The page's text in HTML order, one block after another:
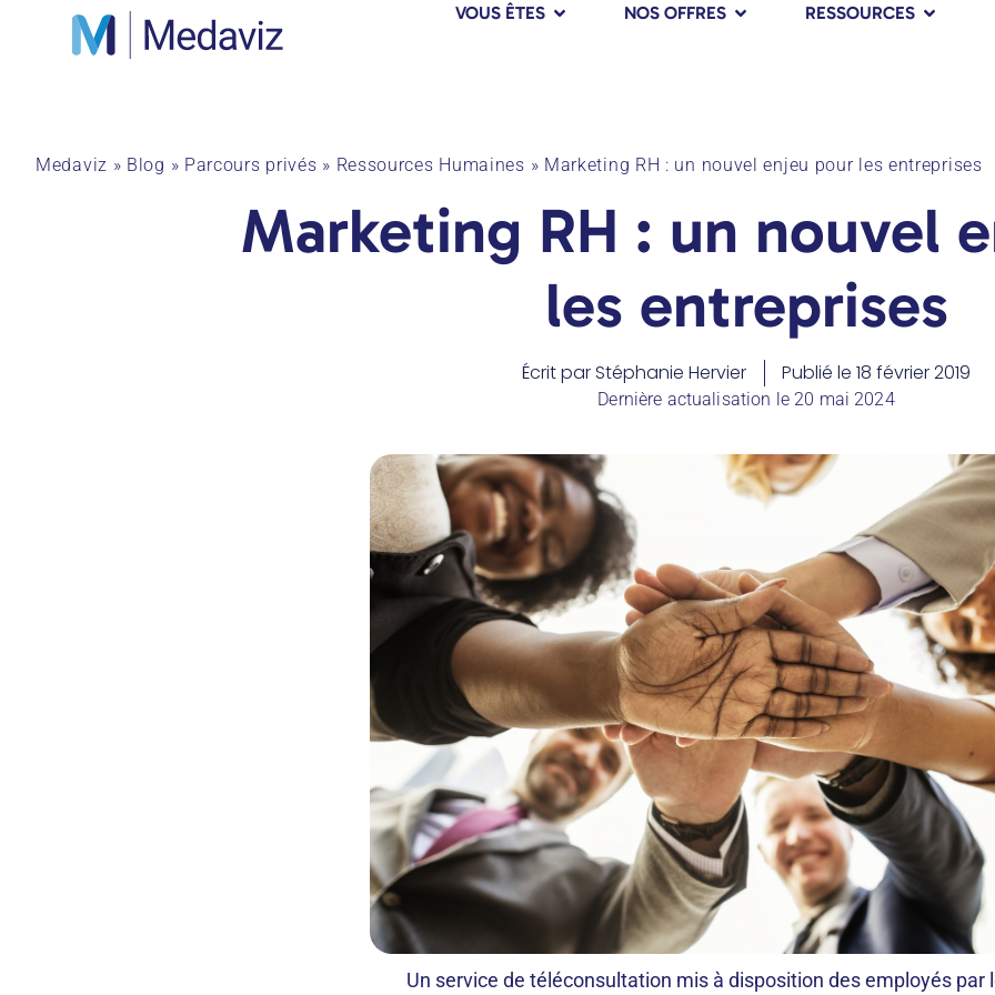
VOUS ÊTES NOS OFFRES RESSOURCES
Medaviz » Blog » Parcours privés » Ressources Humaines » Marketing RH : un nouvel enjeu pour les entreprises
Marketing RH : un nouvel
les entreprises
Écrit parStéphanie Hervier Publié le 18 février 2019
Dernière actualisation le 20 mai 2024
Un service de téléconsultation mis à disposition des employés par